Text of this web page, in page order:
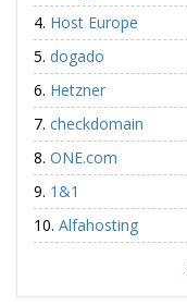
Host Europe
dogado
Hetzner
checkdomain
ONE.com
1&1
Alfahosting